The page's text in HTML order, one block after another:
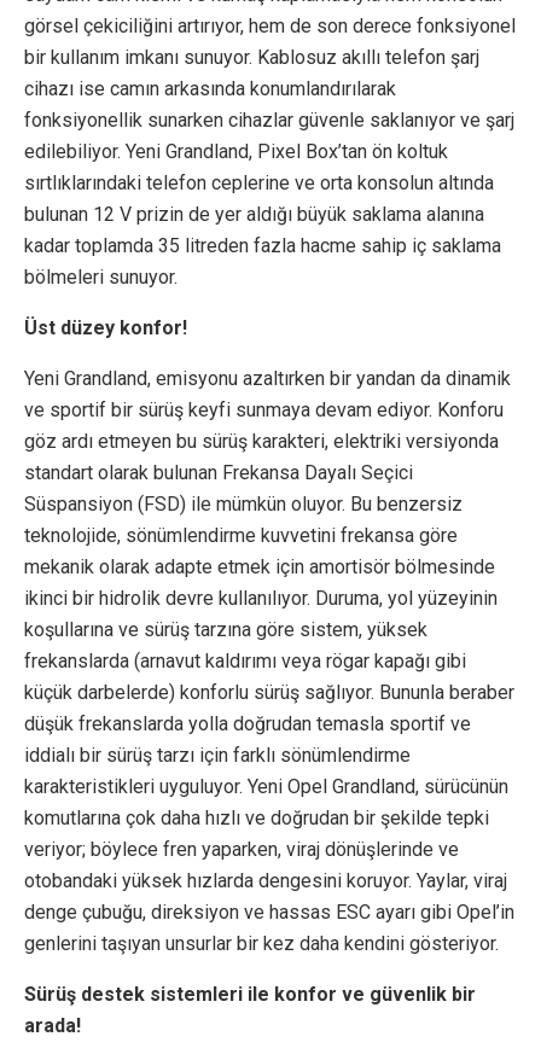
görsel çekiciliğini artırıyor, hem de son derece fonksiyonel
bir kullanım imkanı sunuyor. Kablosuz akıllı telefon şarj
cihazı ise camın arkasında konumlandırılarak
fonksiyonellik sunarken cihazlar güvenle saklanıyor ve şarj
edilebiliyor. Yeni Grandland, Pixel Box’tan ön koltuk
sırtlıklarındaki telefon ceplerine ve orta konsolun altında
bulunan 12 V prizin de yer aldığı büyük saklama alanına
kadar toplamda 35 litreden fazla hacme sahip iç saklama
bölmeleri sunuyor.
Üst düzey konfor!
Yeni Grandland, emisyonu azaltırken bir yandan da dinamik
ve sportif bir sürüş keyfi sunmaya devam ediyor. Konforu
göz ardı etmeyen bu sürüş karakteri, elektriki versiyonda
standart olarak bulunan Frekansa Dayalı Seçici
Süspansiyon (FSD) ile mümkün oluyor. Bu benzersiz
teknolojide, sönümlendirme kuvvetini frekansa göre
mekanik olarak adapte etmek için amortisör bölmesinde
ikinci bir hidrolik devre kullanılıyor. Duruma, yol yüzeyinin
koşullarına ve sürüş tarzına göre sistem, yüksek
frekanslarda (arnavut kaldırımı veya rögar kapağı gibi
küçük darbelerde) konforlu sürüş sağlıyor. Bununla beraber
düşük frekanslarda yolla doğrudan temasla sportif ve
iddialı bir sürüş tarzı için farklı sönümlendirme
karakteristikleri uyguluyor. Yeni Opel Grandland, sürücünün
komutlarına çok daha hızlı ve doğrudan bir şekilde tepki
veriyor; böylece fren yaparken, viraj dönüşlerinde ve
otobandaki yüksek hızlarda dengesini koruyor. Yaylar, viraj
denge çubuğu, direksiyon ve hassas ESC ayarı gibi Opel’in
genlerini taşıyan unsurlar bir kez daha kendini gösteriyor.
Sürüş destek sistemleri ile konfor ve güvenlik bir
arada!